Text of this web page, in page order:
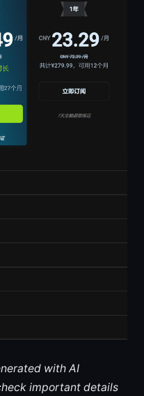
with AI
important details